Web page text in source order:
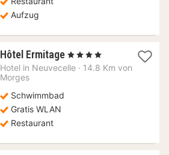
Aufzug
Hôtel Ermitage 1
Nacht
, 4 Sterne
Hotel in Neuvecelle · 14.8 Km von
Morges
Schwimmbad
Gratis WLAN
Restaurant